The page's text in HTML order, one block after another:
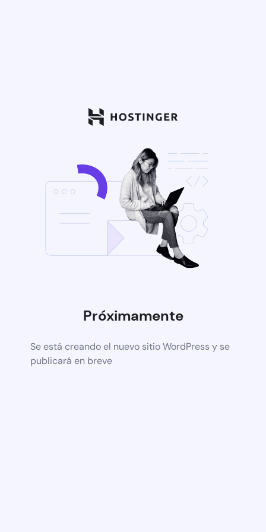
Próximamente
Se está creando el nuevo sitio WordPress y se
publicará en breve